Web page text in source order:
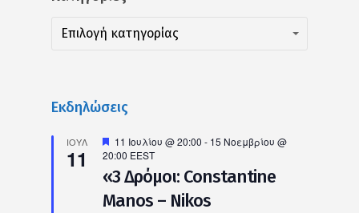
Kατηγορίες
Επιλογή κατηγορίας
Kατηγορίες
Εκδηλώσεις
ΙΟΎΛ
11
Προτεινόμενο
11 Ιουλίου @ 20:00 - 15 Νοεμβρίου @
20:00 EEST
«3 Δρόμοι: Constantine
Manos – Nikos